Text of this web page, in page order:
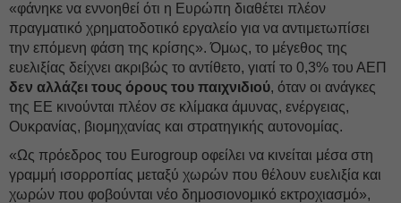
«φάνηκε να εννοηθεί ότι η Ευρώπη διαθέτει πλέον
πραγματικό χρηματοδοτικό εργαλείο για να αντιμετωπίσει
την επόμενη φάση της κρίσης». Όμως, το μέγεθος της
ευελιξίας δείχνει ακριβώς το αντίθετο, γιατί το 0,3% του ΑΕΠ
δεν αλλάζει τους όρους του παιχνιδιού, όταν οι ανάγκες
της ΕΕ κινούνται πλέον σε κλίμακα άμυνας, ενέργειας,
Ουκρανίας, βιομηχανίας και στρατηγικής αυτονομίας.
«Ως πρόεδρος του Eurogroup οφείλει να κινείται μέσα στη
γραμμή ισορροπίας μεταξύ χωρών που θέλουν ευελιξία και
χωρών που φοβούνται νέο δημοσιονομικό εκτροχιασμό»,